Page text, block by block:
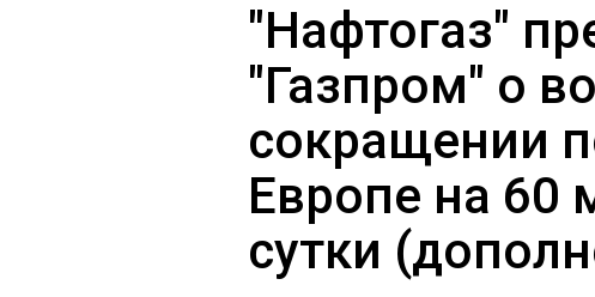
"Нафтогаз"
"Газпром" о
сокращении
Европе на 60
сутки